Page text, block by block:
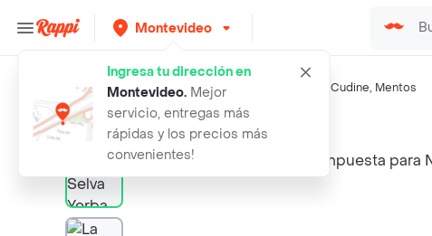
Montevideo
Ingresa tu dirección en
Montevideo. Mejor
servicio, entregas más
rápidas y los precios más
convenientes!
Búsquedas relacionadas:Mates,La Selva Monte Cudine, Mentos
Rappi la selva yerba mate compuesta para